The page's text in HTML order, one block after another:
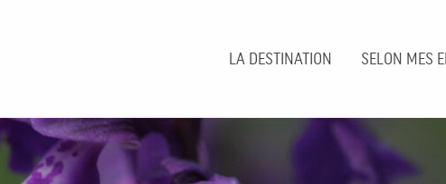
LA DESTINATION SELON MES